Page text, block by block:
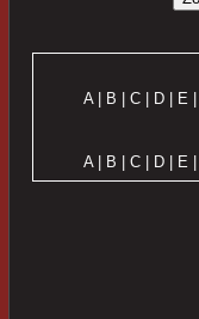
A | B |C | D | E |
A | B |C | D | E |